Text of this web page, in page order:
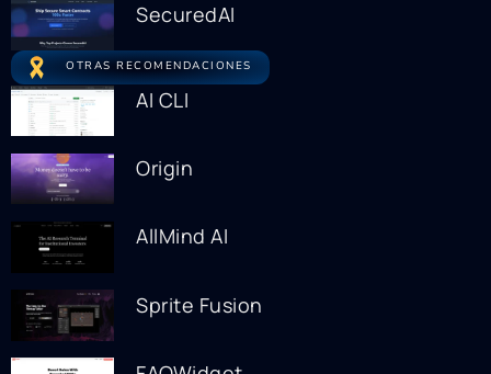
SecuredAI
OTRAS RECOMENDACIONES
AI CLI
Origin
AllMind AI
Sprite Fusion